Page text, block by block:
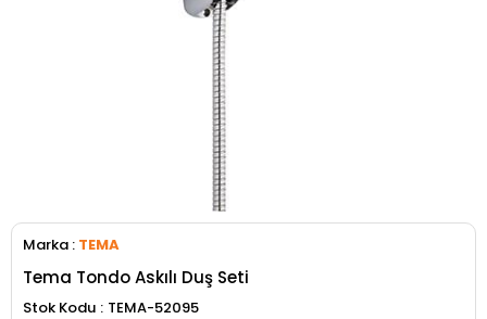
Marka : TEMA
Tema Tondo Askılı Duş Seti
Stok Kodu
TEMA-52095